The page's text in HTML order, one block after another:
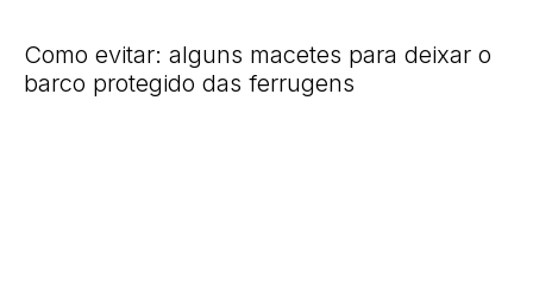
Como evitar: alguns macetes para deixar o
barco protegido das ferrugens